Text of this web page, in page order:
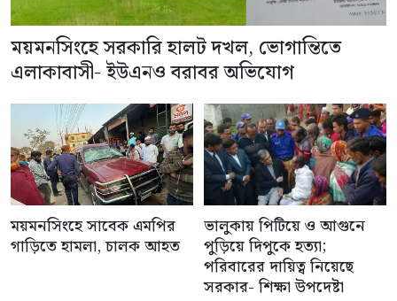
ময়মনসিংহে সরকারি হালট দখল, ভোগান্তিতে
এলাকাবাসী- ইউএনও বরাবর অভিযোগ
ময়মনসিংহে সাবেক এমপির
গাড়িতে হামলা, চালক আহত
ভালুকায় পিটিয়ে ও আগুনে
পুড়িয়ে দিপুকে হত্যা;
পরিবারের দায়িত্ব নিয়েছে
সরকার- শিক্ষা উপদেষ্টা